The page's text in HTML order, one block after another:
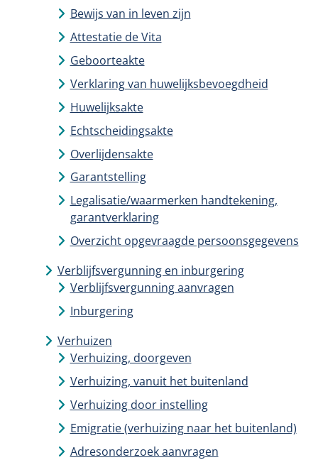
Bewijs van in leven zijn
Attestatie de Vita
Geboorteakte
Verklaring van huwelijksbevoegdheid
Huwelijksakte
Echtscheidingsakte
Overlijdensakte
Garantstelling
Legalisatie/waarmerken handtekening,
garantverklaring
Overzicht opgevraagde persoonsgegevens
Verblijfsvergunning en inburgering
Verblijfsvergunning aanvragen
Inburgering
Verhuizen
Verhuizing, doorgeven
Verhuizing, vanuit het buitenland
Verhuizing door instelling
Emigratie (verhuizing naar het buitenland)
Adresonderzoek aanvragen